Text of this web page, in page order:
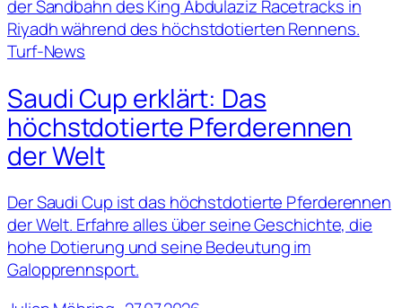
Turf-News
Saudi Cup erklärt: Das
höchstdotierte Pferderennen
der Welt
Der Saudi Cup ist das höchstdotierte Pferderennen
der Welt. Erfahre alles über seine Geschichte, die
hohe Dotierung und seine Bedeutung im
Galopprennsport.